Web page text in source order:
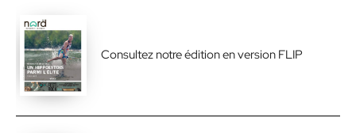
Consultez notre édition en version FLIP